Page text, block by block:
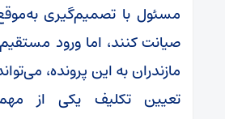
مسئول با تصمیم‌گیری
صیانت کنند، اما ورود
مازندران به این پرونده،
تعیین تکلیف یکی از